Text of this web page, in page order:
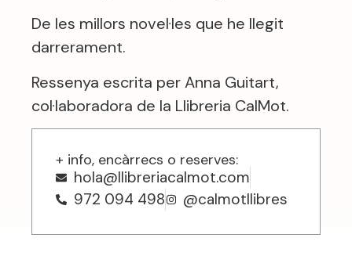
De les millors novel·les que he llegit
darrerament.
Ressenya escrita per Anna Guitart,
col·laboradora de la Llibreria CalMot.
+ info, encàrrecs o reserves:
hola@llibreriacalmot.com
972 094 498
@calmotllibres